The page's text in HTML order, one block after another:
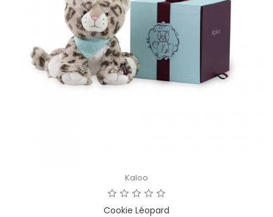
Kaloo
Cookie Léopard